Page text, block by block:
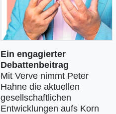
Ein engagierter
Debattenbeitrag
Mit Verve nimmt Peter
Hahne die aktuellen
gesellschaftlichen
Entwicklungen aufs Korn